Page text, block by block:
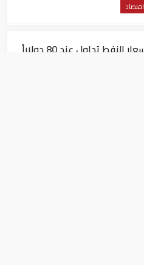
اقتصاد
أسعار النفط تداول عند 80 دولاراً